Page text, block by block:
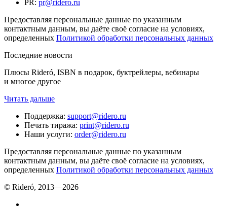
PR: pr@ridero.ru
Предоставляя персональные данные по указанным
контактным данным, вы даёте своё согласие на условиях,
определенных Политикой обработки персональных данных
Последние новости
Плюсы Rideró, ISBN в подарок, буктрейлеры, вебинары
и многое другое
Читать дальше
Поддержка: support@ridero.ru
Печать тиража: print@ridero.ru
Наши услуги: order@ridero.ru
Предоставляя персональные данные по указанным
контактным данным, вы даёте своё согласие на условиях,
определенных Политикой обработки персональных данных
© Rideró, 2013—2026